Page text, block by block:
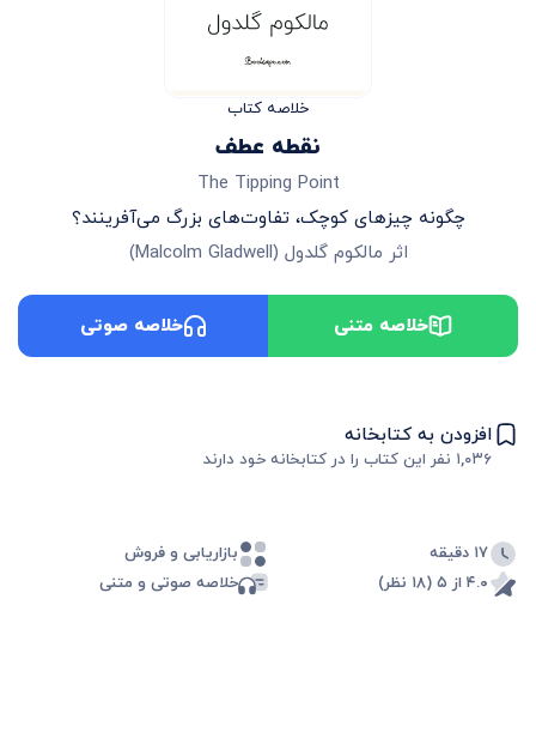
خلاصه کتاب
نقطه عطف
The Tipping Point
چگونه چیزهای کوچک، تفاوت‌های بزرگ می‌آفرینند؟
اثر مالکوم گلدول (
Malcolm Gladwell
)
خلاصه متنی خلاصه صوتی
افزودن به کتابخانه
۱,۰۳۶ نفر این کتاب را در کتابخانه خود دارند
۱۷ دقیقه
بازاریابی و فروش
۴.۰ از ۵ (۱۸ نظر)
خلاصه صوتی و متنی